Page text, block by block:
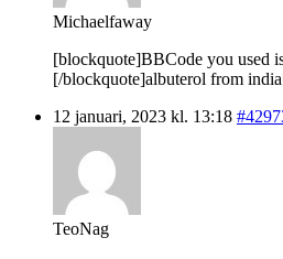
Michaelfaway
[blockquote]BBCode you used
[/blockquote]albuterol from
12 januari, 2023 kl. 13:18
TeoNag